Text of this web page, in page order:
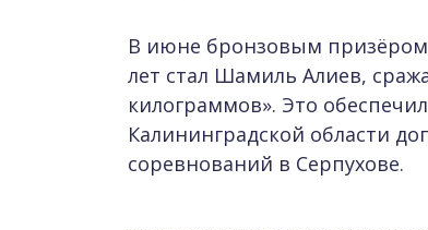
В июне бронзовым призёром
лет стал Шамиль Алиев,
килограммов». Это
Калининградской области
соревнований в Серпухове.